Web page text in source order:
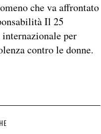
che va affrontato
Il 25
per
contro le donne.